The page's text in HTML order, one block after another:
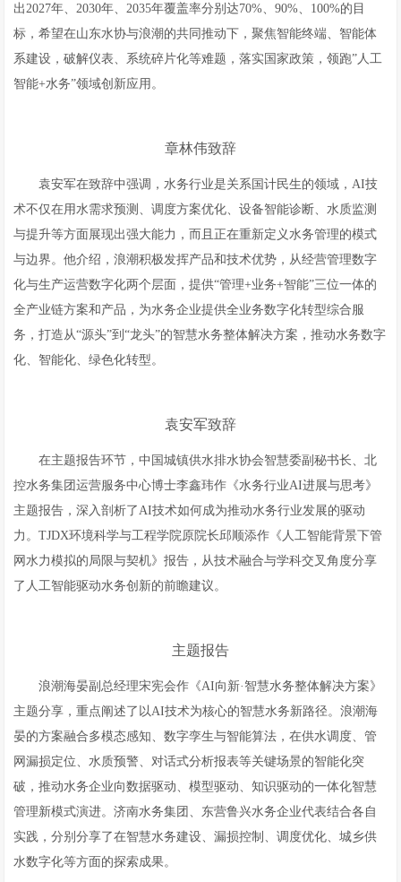
出2027年、2030年、2035年覆盖率分别达70%、90%、100%的目
标，希望在山东水协与浪潮的共同推动下，聚焦智能终端、智能体
系建设，破解仪表、系统碎片化等难题，落实国家政策，领跑”人工
智能+水务”领域创新应用。
章林伟致辞
袁安军在致辞中强调，水务行业是关系国计民生的领域，AI技
术不仅在用水需求预测、调度方案优化、设备智能诊断、水质监测
与提升等方面展现出强大能力，而且正在重新定义水务管理的模式
与边界。他介绍，浪潮积极发挥产品和技术优势，从经营管理数字
化与生产运营数字化两个层面，提供“管理+业务+智能”三位一体的
全产业链方案和产品，为水务企业提供全业务数字化转型综合服
务，打造从“源头”到“龙头”的智慧水务整体解决方案，推动水务数字
化、智能化、绿色化转型。
袁安军致辞
在主题报告环节，中国城镇供水排水协会智慧委副秘书长、北
控水务集团运营服务中心博士李鑫玮作《水务行业AI进展与思考》
主题报告，深入剖析了AI技术如何成为推动水务行业发展的驱动
力。TJDX环境科学与工程学院原院长邱顺添作《人工智能背景下管
网水力模拟的局限与契机》报告，从技术融合与学科交叉角度分享
了人工智能驱动水务创新的前瞻建议。
主题报告
浪潮海晏副总经理宋宪会作《AI向新·智慧水务整体解决方案》
主题分享，重点阐述了以AI技术为核心的智慧水务新路径。浪潮海
晏的方案融合多模态感知、数字孪生与智能算法，在供水调度、管
网漏损定位、水质预警、对话式分析报表等关键场景的智能化突
破，推动水务企业向数据驱动、模型驱动、知识驱动的一体化智慧
管理新模式演进。济南水务集团、东营鲁兴水务企业代表结合各自
实践，分别分享了在智慧水务建设、漏损控制、调度优化、城乡供
水数字化等方面的探索成果。